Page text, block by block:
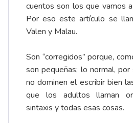
cuentos son los que vamos
Por eso este artículo se
Valen y Malau.
Son “corregidos” porque,
son pequeñas; lo normal,
no dominen el escribir bien
que los adultos llaman
sintaxis y todas esas cosas.